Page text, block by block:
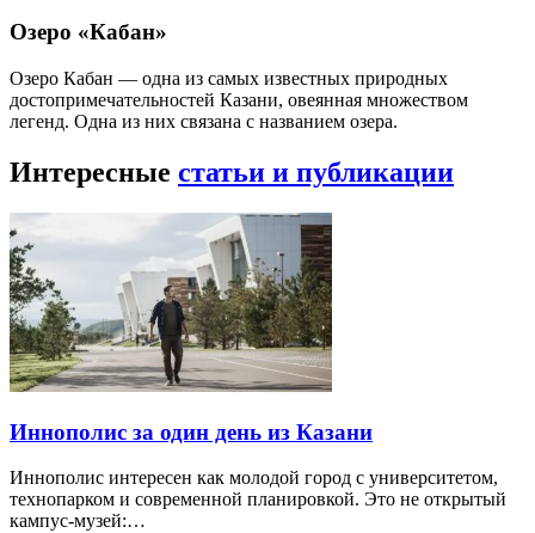
Озеро «Кабан»
Озеро Кабан — одна из самых известных природных
достопримечательностей Казани, овеянная множеством
легенд. Одна из них связана с названием озера.
Интересные статьи и публикации
Иннополис за один день из Казани
Иннополис интересен как молодой город с университетом,
технопарком и современной планировкой. Это не открытый
кампус-музей:…